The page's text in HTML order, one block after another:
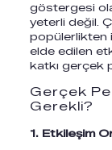
göstergesi
yeterli değil.
popülerlikten
elde edilen
katkı gerçek
Gerçek
Gerekli?
1. Etkileşim